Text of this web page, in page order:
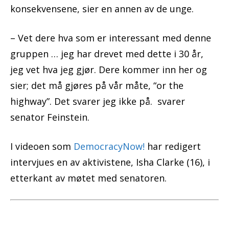
konsekvensene, sier en annen av de unge.
– Vet dere hva som er interessant med denne
gruppen … jeg har drevet med dette i 30 år,
jeg vet hva jeg gjør. Dere kommer inn her og
sier; det må gjøres på vår måte, “or the
highway”. Det svarer jeg ikke på. svarer
senator Feinstein.
I videoen som DemocracyNow! har redigert
intervjues en av aktivistene, Isha Clarke (16), i
etterkant av møtet med senatoren.